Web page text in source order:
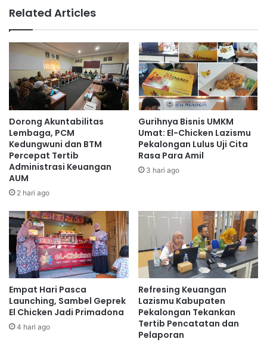
Related Articles
Dorong Akuntabilitas
Lembaga, PCM
Kedungwuni dan BTM
Percepat Tertib
Administrasi Keuangan
AUM
2 hari ago
Gurihnya Bisnis UMKM
Umat: El-Chicken Lazismu
Pekalongan Lulus Uji Cita
Rasa Para Amil
3 hari ago
Empat Hari Pasca
Launching, Sambel Geprek
El Chicken Jadi Primadona
4 hari ago
Refresing Keuangan
Lazismu Kabupaten
Pekalongan Tekankan
Tertib Pencatatan dan
Pelaporan